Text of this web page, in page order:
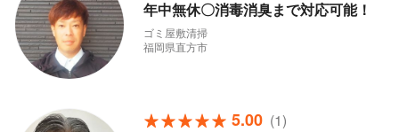
年中無休〇消毒消臭まで対応可能！
ゴミ屋敷清掃
福岡県直方市
5.00 (1)